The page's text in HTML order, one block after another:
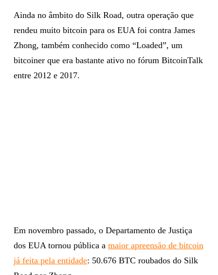
Ainda no âmbito do Silk Road, outra operação que
rendeu muito bitcoin para os EUA foi contra James
Zhong, também conhecido como “Loaded”, um
bitcoiner que era bastante ativo no fórum BitcoinTalk
entre 2012 e 2017.
Em novembro passado, o Departamento de Justiça
dos EUA tornou pública a maior apreensão de bitcoin
já feita pela entidade: 50.676 BTC roubados do Silk